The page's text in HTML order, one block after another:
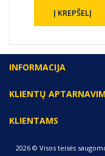
Į KREPŠELĮ
INFORMACIJA
KLIENTŲ
KLIENTAMS
2026 © Visos teisės